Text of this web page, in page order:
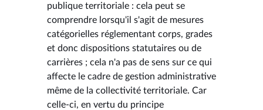
publique territoriale : cela peut se
comprendre lorsqu'il s'agit de mesures
catégorielles réglementant corps, grades
et donc dispositions statutaires ou de
carrières ; cela n'a pas de sens sur ce qui
affecte le cadre de gestion administrative
même de la collectivité territoriale. Car
celle-ci, en vertu du principe